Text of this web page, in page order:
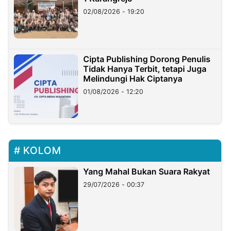
02/08/2026 - 19:20
Cipta Publishing Dorong Penulis
Tidak Hanya Terbit, tetapi Juga
Melindungi Hak Ciptanya
01/08/2026 - 12:20
KOLOM
Yang Mahal Bukan Suara Rakyat
29/07/2026 - 00:37